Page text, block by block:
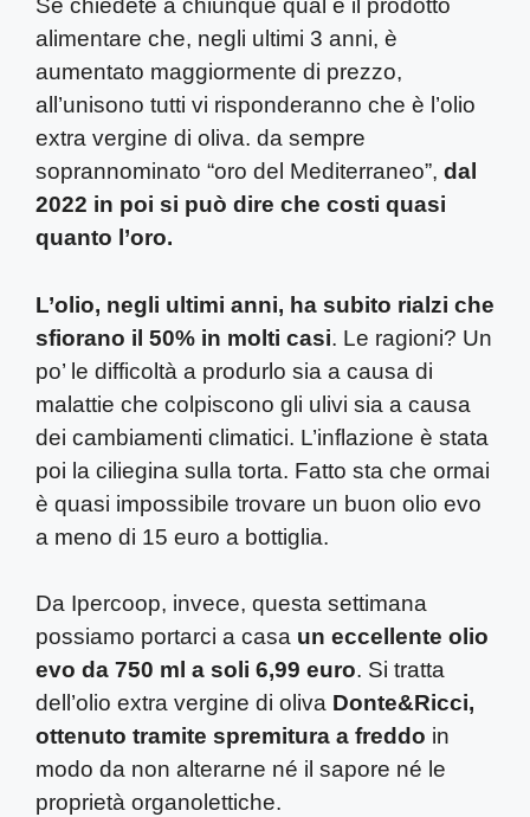
Se chiedete a chiunque qual è il prodotto
alimentare che, negli ultimi 3 anni, è
aumentato maggiormente di prezzo,
all’unisono tutti vi risponderanno che è l’olio
extra vergine di oliva. da sempre
soprannominato “oro del Mediterraneo”, dal
2022 in poi si può dire che costi quasi
quanto l’oro.
L’olio, negli ultimi anni, ha subito rialzi che
sfiorano il 50% in molti casi. Le ragioni? Un
po’ le difficoltà a produrlo sia a causa di
malattie che colpiscono gli ulivi sia a causa
dei cambiamenti climatici. L’inflazione è stata
poi la ciliegina sulla torta. Fatto sta che ormai
è quasi impossibile trovare un buon olio evo
a meno di 15 euro a bottiglia.
Da Ipercoop, invece, questa settimana
possiamo portarci a casa un eccellente olio
evo da 750 ml a soli 6,99 euro. Si tratta
dell’olio extra vergine di oliva Donte&Ricci,
ottenuto tramite spremitura a freddo in
modo da non alterarne né il sapore né le
proprietà organolettiche.